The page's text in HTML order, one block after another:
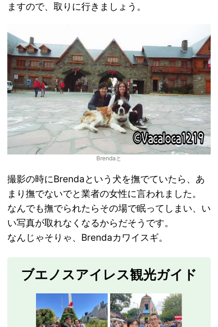
ますので、取りに行きましょう。
Brendaと
撮影の時にBrendaという犬を撫でていたら、あ
まり撫でないでと業者の女性に言われました。
なんでも撫でられたらその場で眠ってしまい、い
い写真が取れなくなるからだそうです。
なんじゃそりゃ、Brendaカワイスギ。
ブエノスアイレス観光ガイド